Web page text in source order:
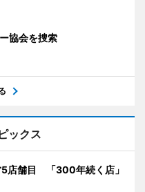
協会を捜索
ックス
5店舗目 「300年続く店」